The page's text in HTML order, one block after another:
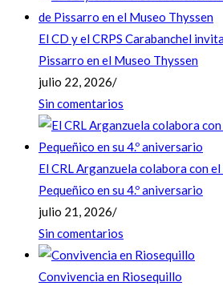
El CD y el CRPS Carabanchel
Pissarro en el Museo Thyssen
julio 22, 2026/
Sin comentarios
El CRL Arganzuela colabora con
Pequeñico en su 4.º aniversario
julio 21, 2026/
Sin comentarios
Convivencia en Riosequillo